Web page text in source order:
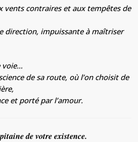
vents contraires et aux tempêtes de
direction, impuissante à maîtriser
voie…
de sa route, où l’on choisit de
et porté par l’amour.
de votre existence.